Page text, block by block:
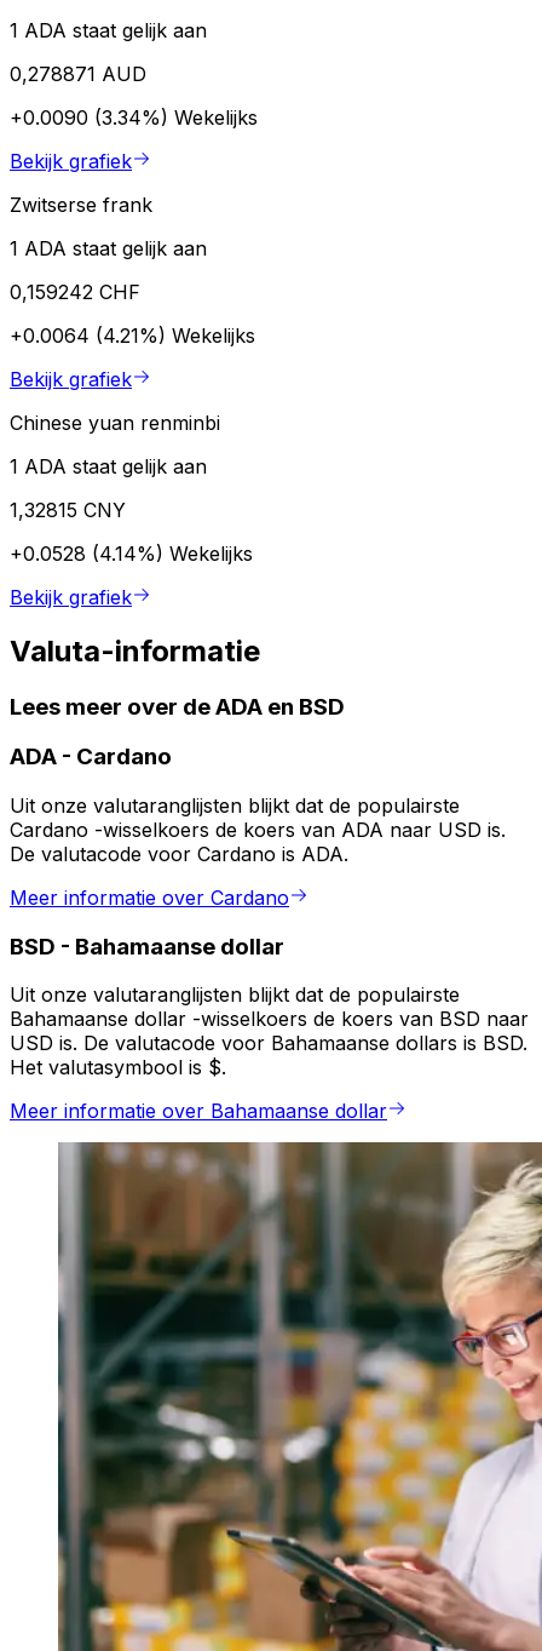
1 ADA staat gelijk aan
0,278871 AUD
+0.0090 (3.34%) Wekelijks
Bekijk grafiek
Zwitserse frank
1 ADA staat gelijk aan
0,159242 CHF
+0.0064 (4.21%) Wekelijks
Bekijk grafiek
Chinese yuan renminbi
1 ADA staat gelijk aan
1,32815 CNY
+0.0528 (4.14%) Wekelijks
Bekijk grafiek
Valuta-informatie
Lees meer over de ADA en BSD
ADA - Cardano
Uit onze valutaranglijsten blijkt dat de populairste
Cardano -wisselkoers de koers van ADA naar USD is.
De valutacode voor Cardano is ADA.
Meer informatie over Cardano
BSD - Bahamaanse dollar
Uit onze valutaranglijsten blijkt dat de populairste
Bahamaanse dollar -wisselkoers de koers van BSD naar
USD is. De valutacode voor Bahamaanse dollars is BSD.
Het valutasymbool is $.
Meer informatie over Bahamaanse dollar